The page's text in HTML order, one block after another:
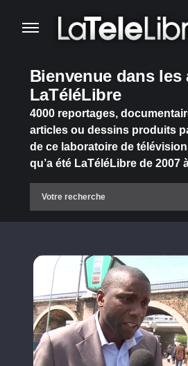
Bienvenue dans les
LaTéléLibre
4000 reportages,
articles ou dessins produits
de ce laboratoire de
qu’a été LaTéléLibre de 2007